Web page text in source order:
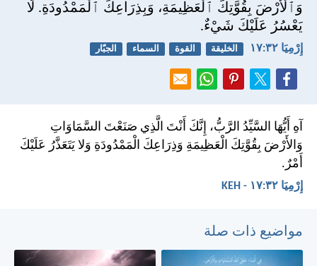
وَٱلْأَرْضَ بِقُوَّتِكَ ٱلْعَظِيمَةِ، وَبِذِرَاعِكَ ٱلْمَمْدُودَةِ. لَا
يَعْسُرُ عَلَيْكَ شَيْءٌ.
إِرْمِيَا ٣٢:‏١٧ الخليقة القوة السماء الجبّار
آهِ أَيُّهَا السَّيِّدُ الرَّبُّ، إِنَّكَ أَنْتَ الَّذِي صَنَعْتَ السَّمَاوَاتِ
وَالأَرْضَ بِقُوَّتِكَ الْعَظِيمَةِ وَذِرَاعِكَ الْمَمْدُودَةِ وَلا يَتَعَذَّرُ عَلَيْكَ
أَمْرٌ.
إِرْمِيَا ٣٢:‏١٧ - KEH
مواضيع ذات صلة